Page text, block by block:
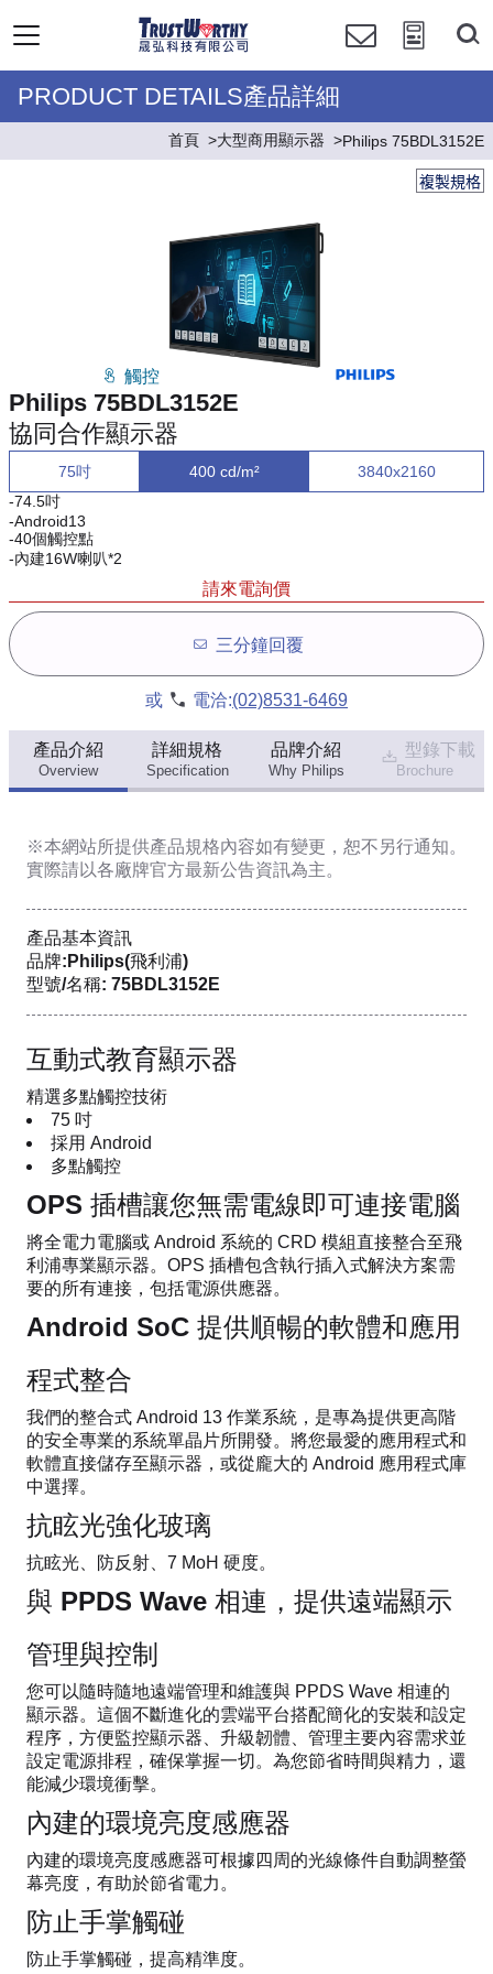
PRODUCT DETAILS產品詳細
首頁 大型商用顯示器 Philips 75BDL3152E
複製規格
觸控
Philips 75BDL3152E
協同合作顯示器
75吋 400 cd/m²
3840x2160
-74.5吋
-Android13
-40個觸控點
-內建16W喇叭*2
請來電詢價
三分鐘回覆
或 電洽:(02)8531-6469
產品介紹
Overview
詳細規格
Specification
品牌介紹
Why Philips
型錄下載
Brochure
※本網站所提供產品規格內容如有變更，恕不另行通知。
實際請以各廠牌官方最新公告資訊為主。
產品基本資訊
品牌:Philips(飛利浦)
型號/名稱: 75BDL3152E
互動式教育顯示器
精選多點觸控技術
75 吋
採用 Android
多點觸控
OPS 插槽讓您無需電線即可連接電腦
將全電力電腦或 Android 系統的 CRD 模組直接整合至飛
利浦專業顯示器。OPS 插槽包含執行插入式解決方案需
要的所有連接，包括電源供應器。
Android SoC 提供順暢的軟體和應用
程式整合
我們的整合式 Android 13 作業系統，是專為提供更高階
的安全專業的系統單晶片所開發。將您最愛的應用程式和
軟體直接儲存至顯示器，或從龐大的 Android 應用程式庫
中選擇。
抗眩光強化玻璃
抗眩光、防反射、7 MoH 硬度。
與 PPDS Wave 相連，提供遠端顯示
管理與控制
您可以隨時隨地遠端管理和維護與 PPDS Wave 相連的
顯示器。這個不斷進化的雲端平台搭配簡化的安裝和設定
程序，方便監控顯示器、升級韌體、管理主要內容需求並
設定電源排程，確保掌握一切。為您節省時間與精力，還
能減少環境衝擊。
內建的環境亮度感應器
內建的環境亮度感應器可根據四周的光線條件自動調整螢
幕亮度，有助於節省電力。
防止手掌觸碰
防止手掌觸碰，提高精準度。